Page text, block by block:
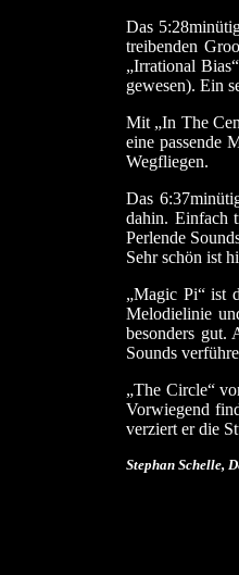
Das
treibenden
„Irrational
gewesen). Ein
Mit „In The
eine passende
Wegfliegen.
Das
dahin. Einfach
Perlende
Sehr schön ist
„Magic Pi“ ist
Melodielinie
besonders gut.
Sounds
„The Circle“
Vorwiegend
verziert er die
Stephan Schelle,